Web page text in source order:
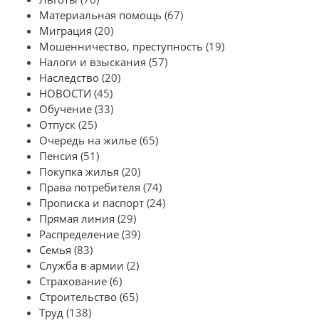
Материальная помощь (67)
Миграция (20)
Мошенничество, преступность (19)
Налоги и взыскания (57)
Наследство (20)
НОВОСТИ (45)
Обучение (33)
Отпуск (25)
Очередь на жилье (65)
Пенсия (51)
Покупка жилья (20)
Права потребителя (74)
Прописка и паспорт (24)
Прямая линия (29)
Распределение (39)
Семья (83)
Служба в армии (2)
Страхование (6)
Строительство (65)
Труд (138)